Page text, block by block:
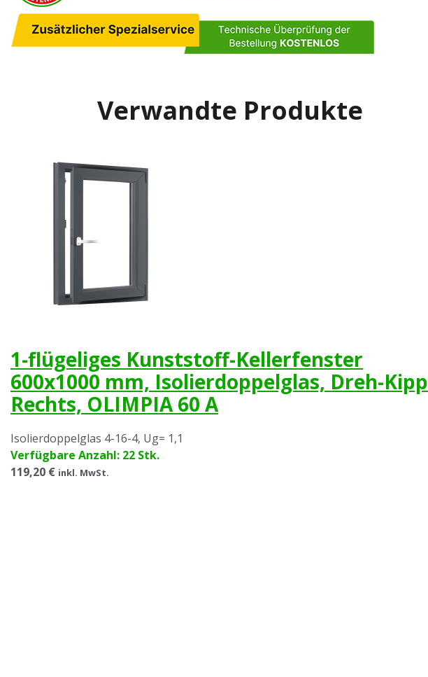
Verwandte Produkte
1-flügeliges Kunststoff-Kellerfenster
600x1000 mm, Isolierdoppelglas, Dreh-Kipp
Rechts, OLIMPIA 60 A
Isolierdoppelglas 4-16-4, Ug= 1,1
Verfügbare Anzahl: 22 Stk.
119,20 € inkl. MwSt.